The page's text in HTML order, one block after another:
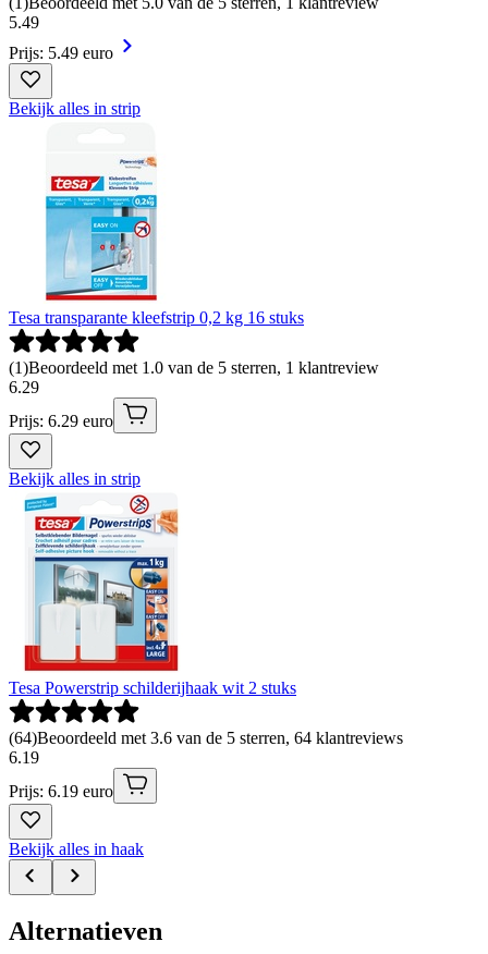
5.49
Prijs: 5.49 euro
Bekijk alles in strip
Tesa transparante kleefstrip 0,2 kg 16 stuks
(1)Beoordeeld met 1.0 van de 5 sterren, 1 klantreview
6.29
Prijs: 6.29 euro
Bekijk alles in strip
Tesa Powerstrip schilderijhaak wit 2 stuks
(64)Beoordeeld met 3.6 van de 5 sterren, 64 klantreviews
6.19
Prijs: 6.19 euro
Bekijk alles in haak
Alternatieven